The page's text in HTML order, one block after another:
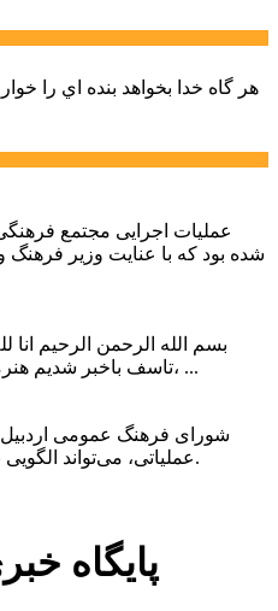
هر گاه خدا بخواهد بنده اي را
شده بود که با عنایت وزیر
بسم الله الرحمن الرحیم انا
تاسف باخبر شدیم هنرمند برجسته ایران و فرزند اردبیل، ...
شورای فرهنگ عمومی اردبیل
عملیاتی، می‌تواند الگویی برای سایر استان‌های کشور باشد.
پایگاه